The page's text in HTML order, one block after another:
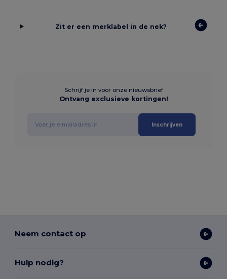
Zit er een merklabel in de nek?
Schrijf je in voor onze nieuwsbrief
Ontvang exclusieve kortingen!
Inschrijven
Neem contact op
Hulp nodig?